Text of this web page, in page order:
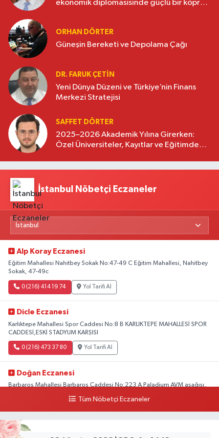
ekonomik diplomasisinde güçlü bir köprü
ORHAN DÖRTER
Güneşin Bereketi ve Depolama Çağı
DR. FARUK ÇETİN
Yeni Dünya Düzeni ve Türkiye’nin Finans
Merkezi Stratejisi
SAFFET DÖRTER
2025–2026 Akademik Yılına Girerken:
Özel Üniversiteler, Kayıtlar ve Eğitimde
İstanbul Nöbetçi Eczaneler
Alp Koray Eczanesi
Eğitim Mahallesi Nahitbey Sokak No:47-49 C Eğitim Mahallesi, Nahitbey
Sokak, 47-49c
0 (216) 414 19 74 Yol Tarifi Al
Dicle Eczanesi
Karlıktepe Mahallesi Spor Caddesi No:8 B KARLIKTEPE MAHALLESİ SPOR
CADDESİ,ESKİ STADYUM KARŞISI
0 (216) 473 37 80 Yol Tarifi Al
Doğan Eczanesi
Barbaros Mahallesi Barbaros Caddesi No:223 A Paladium AVM aşağısı,
Mali Eczanesi
Tüm Nöbetçi Eczaneler